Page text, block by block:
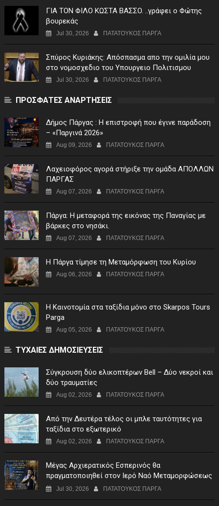
ΓIA TON ΦIΛO KΩΣTA BAΣΣO. ..γράφει ο Φώτης
βουρεκάς
Jul 30, 2026 ΠΑΤΑΤΟΥΚΟΣ ΠΑΡΓΑ
Σπύρος Κυριάκης: Απόσπασμα απο την ομιλία μου
στο νομοσχεδιο του Υπουργειο Πολιτισμου
Jul 30, 2026 ΠΑΤΑΤΟΥΚΟΣ ΠΑΡΓΑ
ΠΡΟΣΦΑΤΕΣ ΑΝΑΡΤΗΣΕΙΣ
Δήμος Πάργας : Η επιστροφή που έγινε παράδοση
– «Παργινά 2026»
Aug 09, 2026 ΠΑΤΑΤΟΥΚΟΣ ΠΑΡΓΑ
Λαχειοφόρος αγορά στήριξε την ομάδα ΑΠΟΛΛΩΝ
ΠΑΡΓΑΣ
Aug 07, 2026 ΠΑΤΑΤΟΥΚΟΣ ΠΑΡΓΑ
Πάργα: Η μεταφορά της εικόνας της Παναγίας με
βάρκες στο νησάκι.
Aug 07, 2026 ΠΑΤΑΤΟΥΚΟΣ ΠΑΡΓΑ
Η Πάργα τίμησε τη Μεταμόρφωση του Κυρίου
Aug 06, 2026 ΠΑΤΑΤΟΥΚΟΣ ΠΑΡΓΑ
Η Καινοτομία στα ταξίδια μόνο στο Skarpos Tours
Parga
Aug 05, 2026 ΠΑΤΑΤΟΥΚΟΣ ΠΑΡΓΑ
ΤΥΧΑΙΕΣ ΔΗΜΟΣΙΕΥΣΕΙΣ
Σύγκρουση δύο ελικοπτέρων Bell – Δύο νεκροί και
δύο τραυματίες
Aug 02, 2026 ΠΑΤΑΤΟΥΚΟΣ ΠΑΡΓΑ
Από την Δευτέρα τέλος οι μπλε ταυτότητες για
ταξίδια στο εξωτερικό
Aug 02, 2026 ΠΑΤΑΤΟΥΚΟΣ ΠΑΡΓΑ
Μέγας Αρχιερατικός Εσπερινός θα
πραγματοποιηθεί στον Ιερό Ναό Μεταμορφώσεως
του Σωτήρος Σταυροχωρίου στης 5 Αυγούστου
Jul 30, 2026 ΠΑΤΑΤΟΥΚΟΣ ΠΑΡΓΑ